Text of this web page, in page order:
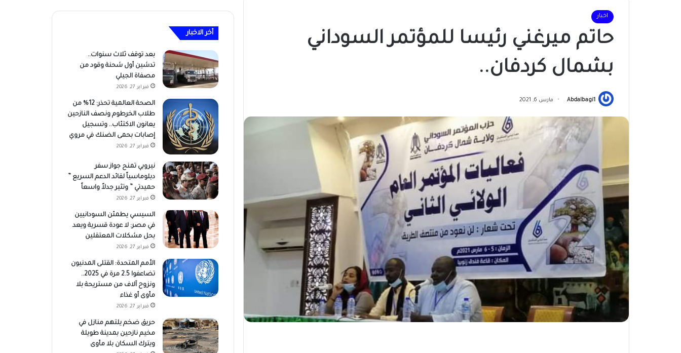
اخبار
حاتم ميرغني رئيسا للمؤتمر السوداني
بشمال كردفان..
Abdalbagi1 مارس 6, 2021
أخر الاخبار
بعد توقف ثلاث سنوات..
تدشين أول شحنة وقود من
مصفاة الجيلي
فبراير 27, 2026
الصحة العالمية تحذر: 12% من
طلاب الخرطوم ونصف النازحين
يعانون الاكتئاب.. وتسجيل
إصابات بحمى الضنك في مروي
فبراير 27, 2026
نيروبي تمنح جواز سفر
دبلوماسياً لقائد الدعم السريع ”
حميدتي ” وتثير جدلاً واسعاً
فبراير 27, 2026
السيسي يطمئن السودانيين
في مصر: لا عودة قسرية ويعد
بحل مشكلات المعتقلين
فبراير 27, 2026
الأمم المتحدة: القتلى المدنيون
تضاعفوا 2.5 مرة في 2025..
ونزوح آلاف من مستريحة بلا
مأوى أو غذاء
فبراير 27, 2026
حريق ضخم يلتهم منازل في
مخيم نازحين بمدينة طويلة
ويترك السكان بلا مأوى